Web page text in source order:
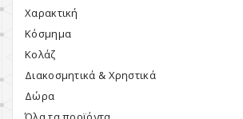
Χαρακτική
Κόσμημα
Κολάζ
Διακοσμητικά & Χρηστικά
Δώρα